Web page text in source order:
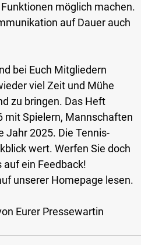
möglich machen.
auf Dauer auch
bei Euch Mitgliedern
viel Zeit und Mühe
zu bringen. Das Heft
mit Spielern, Mannschaften
Jahr 2025. Die Tennis-
wert. Werfen Sie doch
auf ein Feedback!
unserer Homepage lesen.
Eurer Pressewartin